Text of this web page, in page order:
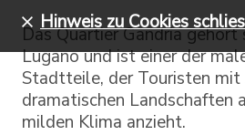
Das Quartier Gandria gehört
Lugano und ist einer der
Stadtteile, der Touristen mit
dramatischen Landschaften
milden Klima anzieht.
Hinweis zu Cookies